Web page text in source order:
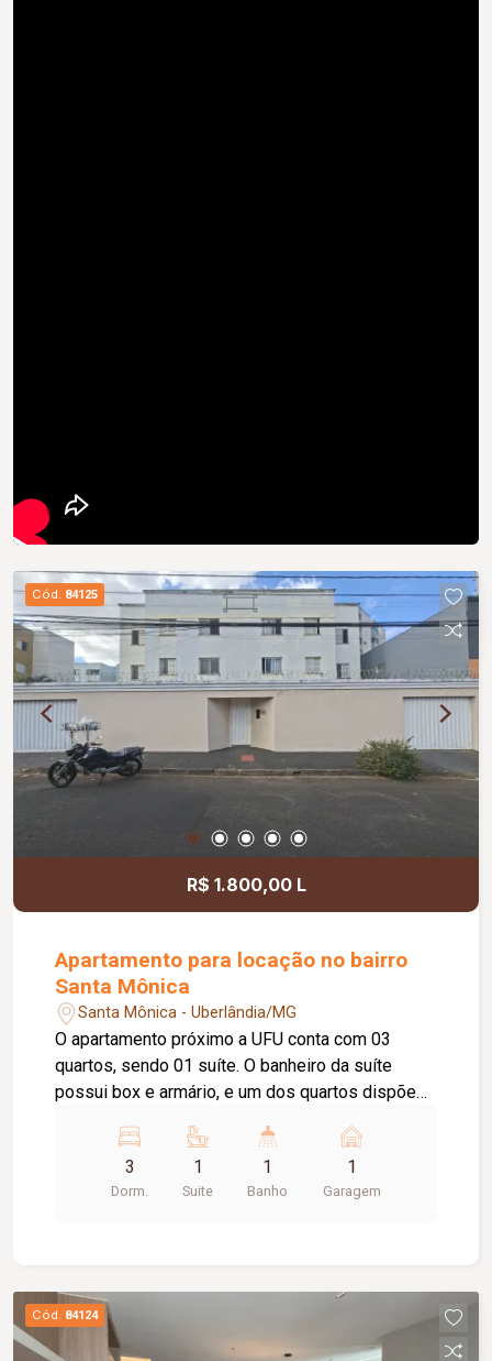
Cód. 84125
R$ 1.800,00 L
Apartamento para locação no bairro
Santa Mônica
Santa Mônica - Uberlândia/MG
O apartamento próximo a UFU conta com 03
quartos, sendo 01 suíte. O banheiro da suíte
possui box e armário, e um dos quartos dispõe
um ambiente aconchegante e bem iluminado. A
cozinha é funcional e conta com armário sob a
pia. O imóvel possui ainda banheiro social com
3
Dorm.
1
Suite
1
Banho
1
Garagem
Cód. 84124